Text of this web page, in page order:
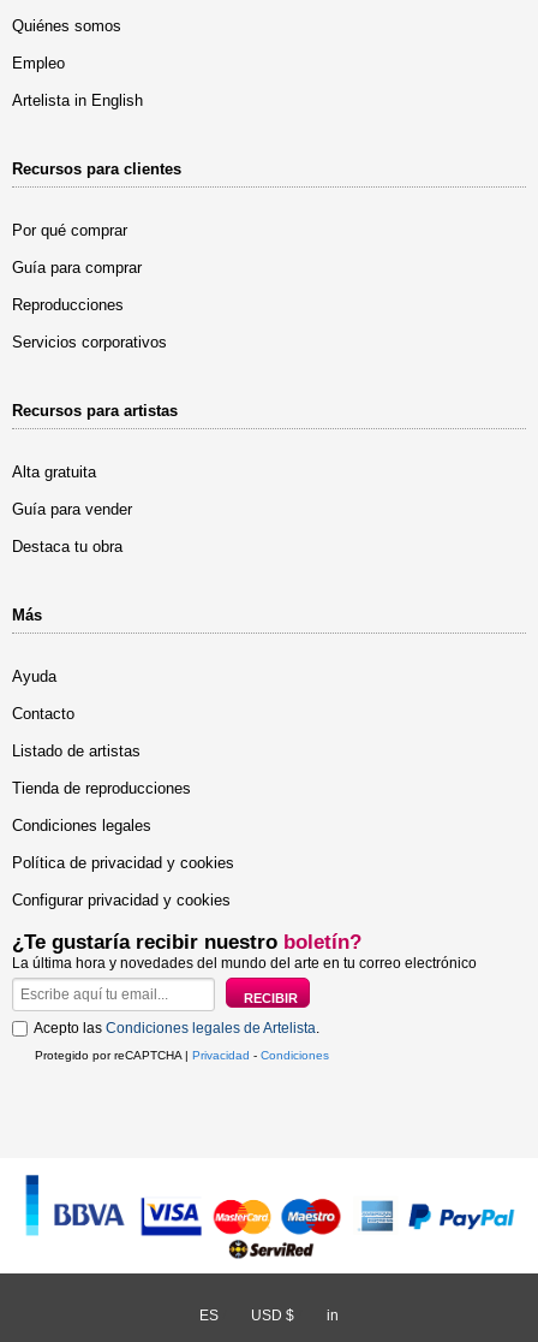
Quiénes somos
Empleo
Artelista in English
Recursos para clientes
Por qué comprar
Guía para comprar
Reproducciones
Servicios corporativos
Recursos para artistas
Alta gratuita
Guía para vender
Destaca tu obra
Más
Ayuda
Contacto
Listado de artistas
Tienda de reproducciones
Condiciones legales
Política de privacidad y cookies
Configurar privacidad y cookies
¿Te gustaría recibir nuestro boletín?
La última hora y novedades del mundo del arte en tu correo electrónico
Acepto las Condiciones legales de Artelista.
Protegido por reCAPTCHA | Privacidad - Condiciones
ES USD $ in